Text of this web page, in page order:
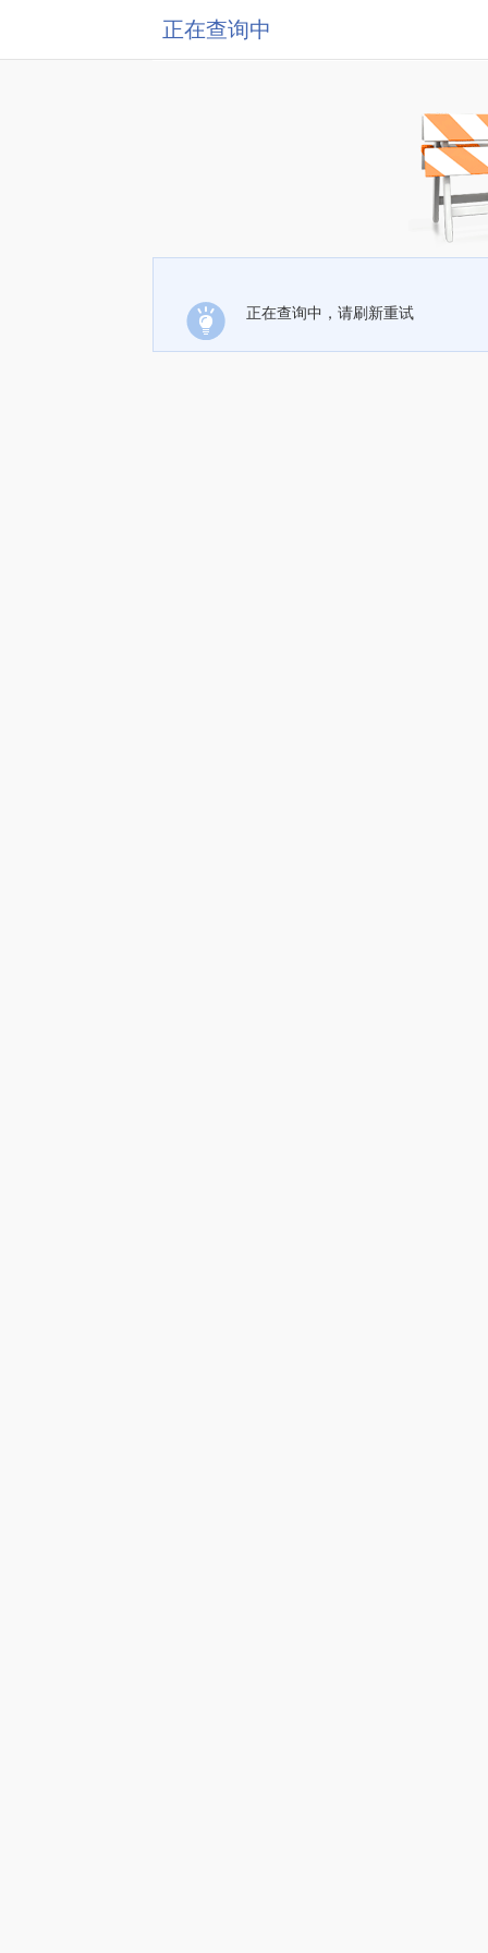
正在查询中
正在查询中，请刷新重试